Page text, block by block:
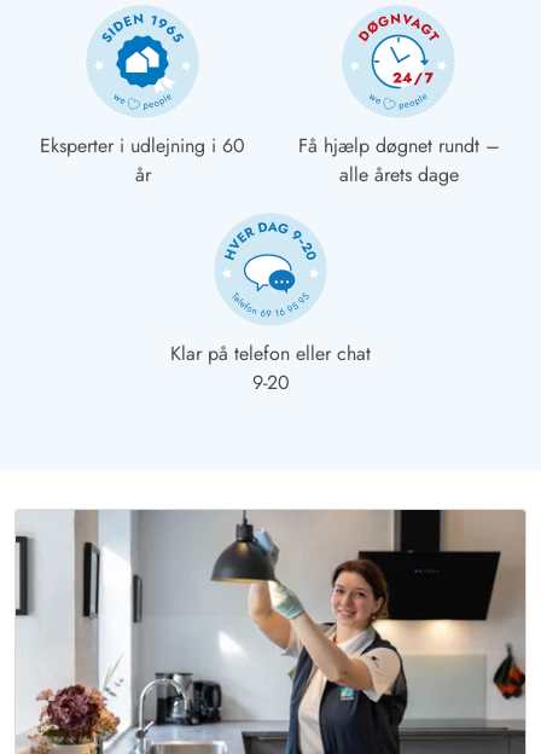
Eksperter i udlejning i 60
år
Få hjælp døgnet rundt –
alle årets dage
Klar på telefon eller chat
9-20